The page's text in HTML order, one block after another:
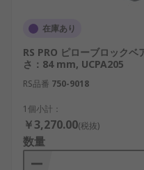
在庫あり
RS PRO ピローブロック
さ：84 mm, UCPA205
RS品番 750-9018
1個小計：
￥3,270.00(税抜)
数量